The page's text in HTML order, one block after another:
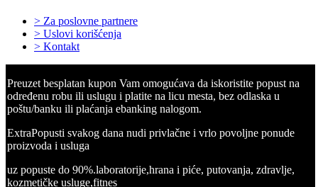
> Za poslovne partnere
> Uslovi korišćenja
> Kontakt
Preuzet besplatan kupon Vam omogućava da iskoristite popust na
određenu robu ili uslugu i platite na licu mesta, bez odlaska u
poštu/banku ili plaćanja ebanking nalogom.
ExtraPopusti svakog dana nudi privlačne i vrlo povoljne ponude
proizvoda i usluga
uz popuste do 90%.laboratorije,hrana i piće, putovanja, zdravlje,
kozmetičke usluge,fitnes